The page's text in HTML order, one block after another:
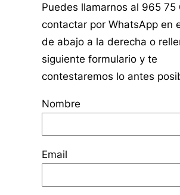
Puedes llamarnos al 965 75
contactar por WhatsApp en
de abajo a la derecha o
siguiente formulario y te
contestaremos lo antes
Nombre
Email